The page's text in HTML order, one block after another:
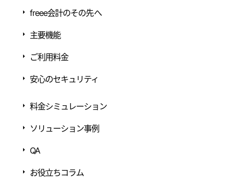
freee会計のその先へ
主要機能
ご利用料金
安心のセキュリティ
料金シミュレーション
ソリューション事例
QA
お役立ちコラム